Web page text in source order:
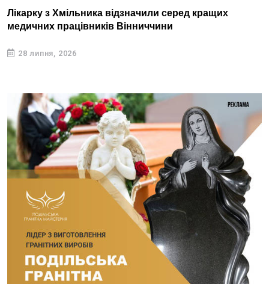
Лікарку з Хмільника відзначили серед кращих
медичних працівників Вінниччини
28 липня, 2026